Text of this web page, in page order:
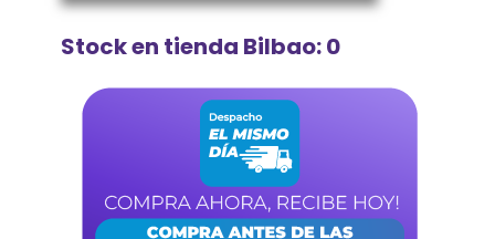
Stock en tienda Bilbao: 0